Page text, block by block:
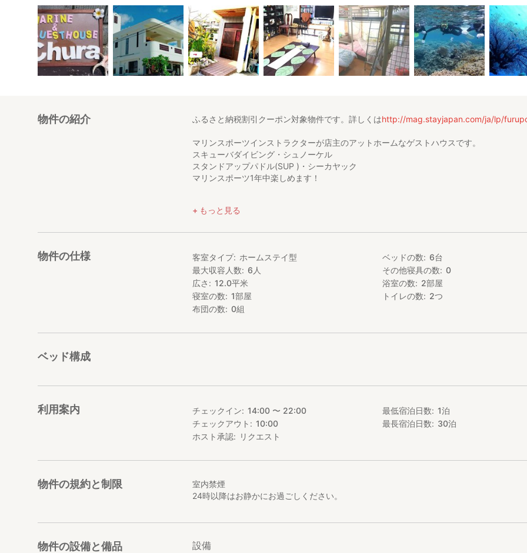
物件の紹介 ふるさと納税割引クーポン対象物件です。詳しくはhttp://mag.stayjapan.com/ja/lp/
マリンスポーツインストラクターが店主のアットホームなゲストハウスです。
スキューバダイビング・シュノーケル
スタンドアップパドル(SUP )・シーカヤック
マリンスポーツ1年中楽しめます！
■物件タイプ：ゲストハウス
上記２点の場合はメッセージ上でお知らせください。
（※お子様料金は現地精算となります。ご了承ください。）
⬛ベッドは二段ベッドが三台となります。
■レンタル自転車（1日500円）ご利用のお客様は宿泊時にお支払いください。
〇4名部屋タイプhttps://stayjapan.com/rooms/2229
・体験ボード ¥12,000
※FUNダイビング・ライセンス講習も可能
※体験ダイビングは機材レンタル料金込み
初めての方も大歓迎！
◼︎アクティビティ
・シーカヤック ¥ 3,000
・SUP ¥ 4,500
・ジェットスキー ¥3,000
もっと見る
物件の仕様 客室タイプ
ホームステイ型
最大収容人数
6 人
広さ
12.0平米
寝室の数
1部屋
布団の数
0組
ベッドの数 6台
その他寝具の数
0
浴室の数
2部屋
トイレの数
2つ
ベッド構成
利用案内 チェックイン
14:00 〜 22:00
チェックアウト
10:00
ホスト承認
リクエスト
最低宿泊日数 1泊
最長宿泊日数
30泊
物件の規約と制限
室内禁煙
24時以降はお静かにお過ごしください。
物件の設備と備品 設備